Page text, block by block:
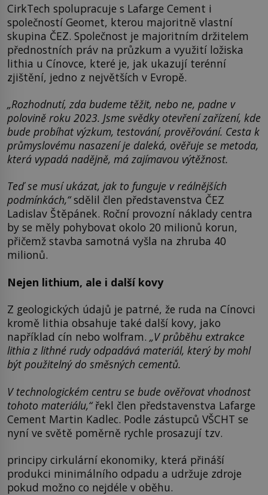
CirkTech spolupracuje s Lafarge Cement i
společností Geomet, kterou majoritně vlastní
skupina ČEZ. Společnost je majoritním držitelem
přednostních práv na průzkum a využití ložiska
lithia u Cínovce, které je, jak ukazují terénní
zjištění, jedno z největších v Evropě.
„Rozhodnutí, zda budeme těžit, nebo ne, padne v
polovině roku 2023. Jsme svědky otevření zařízení, kde
bude probíhat výzkum, testování, prověřování. Cesta k
průmyslovému nasazení je daleká, ověřuje se metoda,
která vypadá nadějně, má zajímavou výtěžnost.
Teď se musí ukázat, jak to funguje v reálnějších
podmínkách,“sdělil člen představenstva ČEZ
Ladislav Štěpánek. Roční provozní náklady centra
by se měly pohybovat okolo 20 milionů korun,
přičemž stavba samotná vyšla na zhruba 40
milionů.
Nejen lithium, ale i další kovy
Z geologických údajů je patrné, že ruda na Cínovci
kromě lithia obsahuje také další kovy, jako
například cín nebo wolfram. „V průběhu extrakce
lithia z lithné rudy odpadává materiál, který by mohl
být použitelný do směsných cementů.
V technologickém centru se bude ověřovat vhodnost
tohoto materiálu,“řekl člen představenstva Lafarge
Cement Martin Kadlec. Podle zástupců VŠCHT se
nyní ve světě poměrně rychle prosazují tzv.
principy cirkulární ekonomiky, která přináší
produkci minimálního odpadu a udržuje zdroje
pokud možno co nejdéle v oběhu.